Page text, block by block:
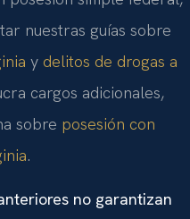
nuestras guías sobre
y delitos de drogas a
cargos adicionales,
sobre posesión con
.
no garantizan